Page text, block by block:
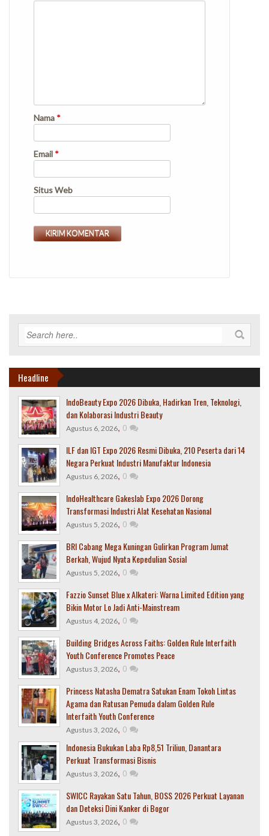
Nama *
Email *
Situs Web
Headline
IndoBeauty Expo 2026 Dibuka, Hadirkan Tren, Teknologi,
dan Kolaborasi Industri Beauty
Agustus 6, 2026, 0
ILF dan IGT Expo 2026 Resmi Dibuka, 210 Peserta dari 14
Negara Perkuat Industri Manufaktur Indonesia
Agustus 6, 2026, 0
IndoHealthcare Gakeslab Expo 2026 Dorong
Transformasi Industri Alat Kesehatan Nasional
Agustus 5, 2026, 0
BRI Cabang Mega Kuningan Gulirkan Program Jumat
Berkah, Wujud Nyata Kepedulian Sosial
Agustus 5, 2026, 0
Fazzio Sunset Blue x Alkateri: Warna Limited Edition yang
Bikin Motor Lo Jadi Anti-Mainstream
Agustus 4, 2026, 0
Building Bridges Across Faiths: Golden Rule Interfaith
Youth Conference Promotes Peace
Agustus 3, 2026, 0
Princess Natasha Dematra Satukan Enam Tokoh Lintas
Agama dan Ratusan Pemuda dalam Golden Rule
Interfaith Youth Conference
Agustus 3, 2026, 0
Indonesia Bukukan Laba Rp8,51 Triliun, Danantara
Perkuat Transformasi Bisnis
Agustus 3, 2026, 0
SWICC Rayakan Satu Tahun, BOSS 2026 Perkuat Layanan
dan Deteksi Dini Kanker di Bogor
Agustus 3, 2026, 0